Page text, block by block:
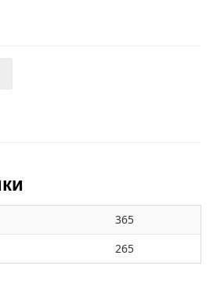
365
265